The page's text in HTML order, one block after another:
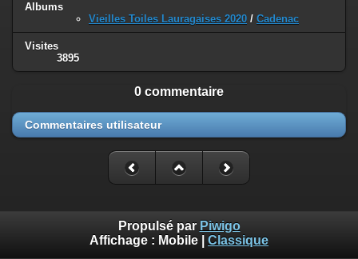
Albums
Vieilles Toiles Lauragaises 2020 / Cadenac
Visites
3895
0 commentaire
Commentaires utilisateur
Propulsé par Piwigo
Affichage : Mobile Classique